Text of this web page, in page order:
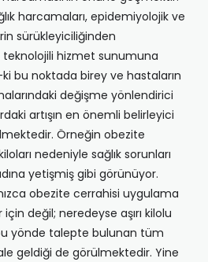
harcamaları, epidemiyolojik ve
sürükleyiciliğinden
hizmet sunumuna
bu noktada birey ve hastaların
değişme yönlendirici
artışın en önemli belirleyici
Örneğin obezite
nedeniyle sağlık sorunları
yetişmiş gibi görünüyor.
obezite cerrahisi uygulama
değil; neredeyse aşırı kilolu
yönde talepte bulunan tüm
geldiği de görülmektedir. Yine